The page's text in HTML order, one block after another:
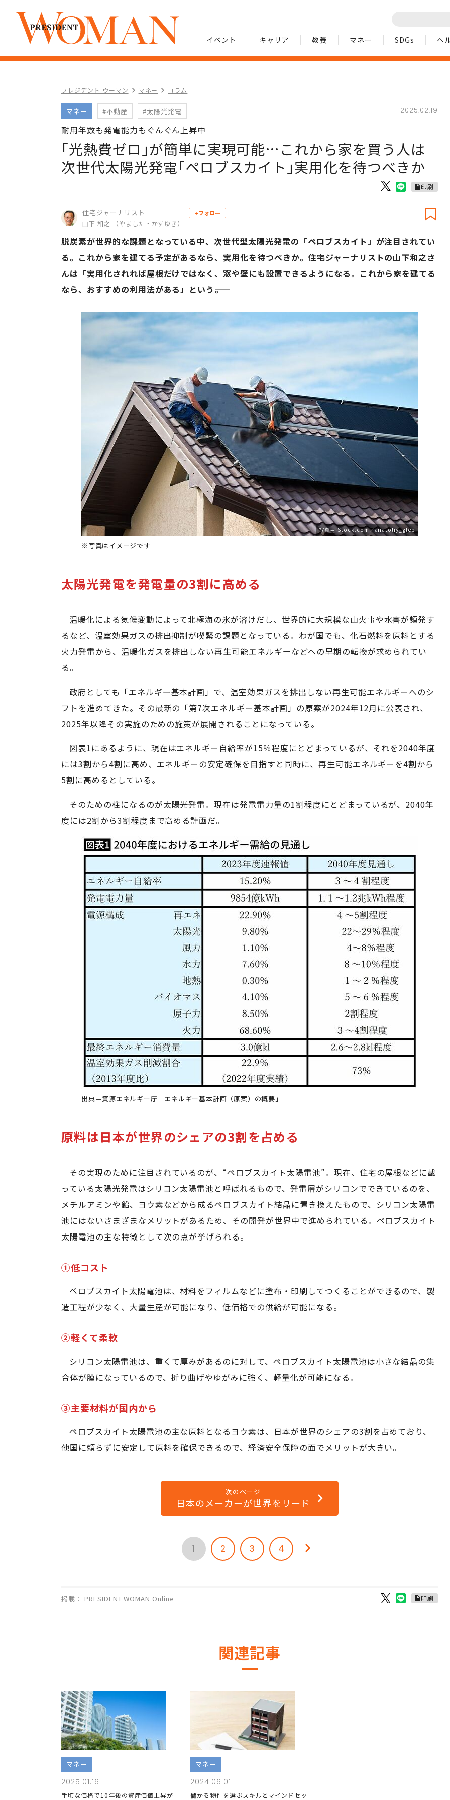
イベント キャリア 教養 マネー SDGs ヘ
プレジデント ウーマン マネー コラム
マネー #不動産 #太陽光発電 2025.02.19
耐用年数も発電能力もぐんぐん上昇中
｢光熱費ゼロ｣が簡単に実現可能…これから家を買う人は
次世代太陽光発電｢ペロブスカイト｣実用化を待つべきか
印刷
住宅ジャーナリスト
山下 和之 （やました・かずゆき）
+フォロー
脱炭素が世界的な課題となっている中、次世代型太陽光発電の「ペロブスカイト」が注目されてい
る。これから家を建てる予定があるなら、実用化を待つべきか。住宅ジャーナリストの山下和之さ
んは「実用化されれば屋根だけではなく、窓や壁にも設置できるようになる。これから家を建てる
なら、おすすめの利用法がある」という――。
写真＝iStock.com／anatoliy_gleb
※写真はイメージです
太陽光発電を発電量の3割に高める
温暖化による気候変動によって北極海の氷が溶けだし、世界的に大規模な山火事や水害が頻発す
るなど、温室効果ガスの排出抑制が喫緊の課題となっている。わが国でも、化石燃料を原料とする
火力発電から、温暖化ガスを排出しない再生可能エネルギーなどへの早期の転換が求められてい
る。
政府としても「エネルギー基本計画」で、温室効果ガスを排出しない再生可能エネルギーへのシ
フトを進めてきた。その最新の「第7次エネルギー基本計画」の原案が2024年12月に公表され、
2025年以降その実施のための施策が展開されることになっている。
図表1にあるように、現在はエネルギー自給率が15％程度にとどまっているが、それを2040年度
には3割から4割に高め、エネルギーの安定確保を目指すと同時に、再生可能エネルギーを4割から
5割に高めるとしている。
そのための柱になるのが太陽光発電。現在は発電電力量の1割程度にとどまっているが、2040年
度には2割から3割程度まで高める計画だ。
出典＝資源エネルギー庁「エネルギー基本計画（原案）の概要」
原料は日本が世界のシェアの3割を占める
その実現のために注目されているのが、“ペロブスカイト太陽電池”。現在、住宅の屋根などに載
っている太陽光発電はシリコン太陽電池と呼ばれるもので、発電層がシリコンでできているのを、
メチルアミンや鉛、ヨウ素などから成るペロブスカイト結晶に置き換えたもので、シリコン太陽電
池にはないさまざまなメリットがあるため、その開発が世界中で進められている。ペロブスカイト
太陽電池の主な特徴として次の点が挙げられる。
①低コスト
ペロブスカイト太陽電池は、材料をフィルムなどに塗布・印刷してつくることができるので、製
造工程が少なく、大量生産が可能になり、低価格での供給が可能になる。
②軽くて柔軟
シリコン太陽電池は、重くて厚みがあるのに対して、ペロブスカイト太陽電池は小さな結晶の集
合体が膜になっているので、折り曲げやゆがみに強く、軽量化が可能になる。
③主要材料が国内から
ペロブスカイト太陽電池の主な原料となるヨウ素は、日本が世界のシェアの3割を占めており、
他国に頼らずに安定して原料を確保できるので、経済安全保障の面でメリットが大きい。
次のページ
日本のメーカーが世界をリード
1 2 3 4
掲載： PRESIDENT WOMAN Online 印刷
関連記事
マネー
2025.01.16
手頃な価格で10年後の資産価値上昇が
マネー
2024.06.01
儲かる物件を選ぶスキルとマインドセッ